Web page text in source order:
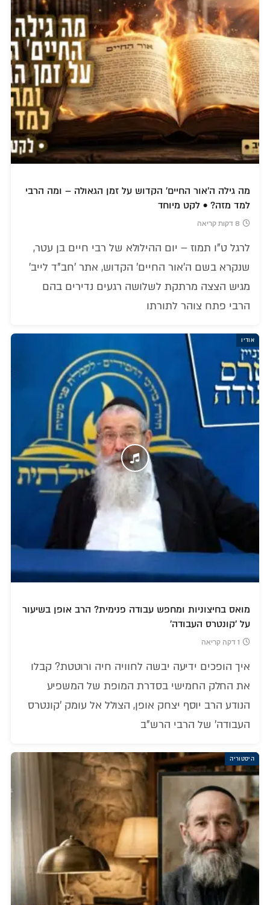
מה גילה ה'אור החיים' הקדוש על זמן הגאולה – ומה הרבי
למד מזה? • לקט מיוחד
8 דקות קריאה
לרגל ט"ו תמוז – יום ההילולא של רבי חיים בן עטר,
שנקרא בשם ה'אור החיים' הקדוש, אתר 'חב"ד לייב'
מגיש הצצה מרתקת לשלושה רגעים נדירים בהם
הרבי פתח צוהר לתורתו
אודיו
מואס בחיצוניות ומחפש עבודה פנימית? הרב אופן בשיעור
על 'קונטרס העבודה'
1 דקה קריאה
איך הופכים ידיעה יבשה לחוויה חיה ורוטטת? קבלו
את החלק החמישי בסדרת המופת של המשפיע
הנודע הרב יוסף יצחק אופן, הצולל אל עומק 'קונטרס
העבודה' של הרבי הרש"ב
היסטוריה